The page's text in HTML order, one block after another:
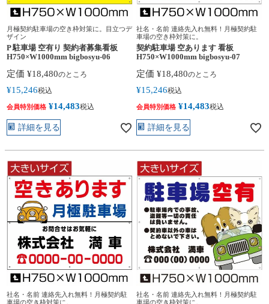
月極契約駐車場の空き枠対策に。目立つデ
ザイン
P 駐車場 空有り 契約者募集看板
H750×W1000mm bigbosyu-06
定価 ¥18,480のところ
¥15,246税込
会員特別価格 ¥14,483税込
詳細を見る
社名・名前 連絡先入れ無料！月極契約駐
車場の空き枠対策に。
契約駐車場 空あります 看板
H750×W1000mm bigbosyu-07
定価 ¥18,480のところ
¥15,246税込
会員特別価格 ¥14,483税込
詳細を見る
社名・名前 連絡先入れ無料！月極契約駐
車場の空き枠対策に。
社名・名前 連絡先入れ無料！月極契約駐
車場の空き枠対策に。